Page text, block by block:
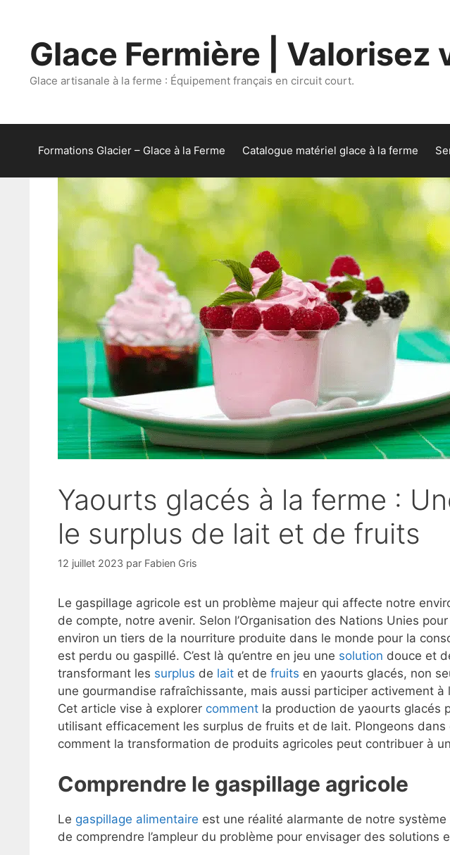
contenuGlace Fermière |
Glace artisanale à la ferme : Équipement français en circuit court.
Formations Glacier – Glace à la Ferme Catalogue matériel glace à la ferme
Yaourts glacés à la ferme :
le surplus de lait et de fruits
12 juillet 2023 par Fabien Gris
Le gaspillage agricole est un problème majeur qui affecte notre
de compte, notre avenir. Selon l’Organisation des Nations Unies pour
environ un tiers de la nourriture produite dans le monde pour la
est perdu ou gaspillé. C’est là qu’entre en jeu une solution douce et
transformant les surplus de lait et de fruits en yaourts glacés, non
une gourmandise rafraîchissante, mais aussi participer activement à
Cet article vise à explorer comment la production de yaourts glacés
utilisant efficacement les surplus de fruits et de lait. Plongeons
comment la transformation de produits agricoles peut contribuer à
Comprendre le gaspillage agricole
Le gaspillage alimentaire est une réalité alarmante de notre
de comprendre l’ampleur du problème pour envisager des solutions